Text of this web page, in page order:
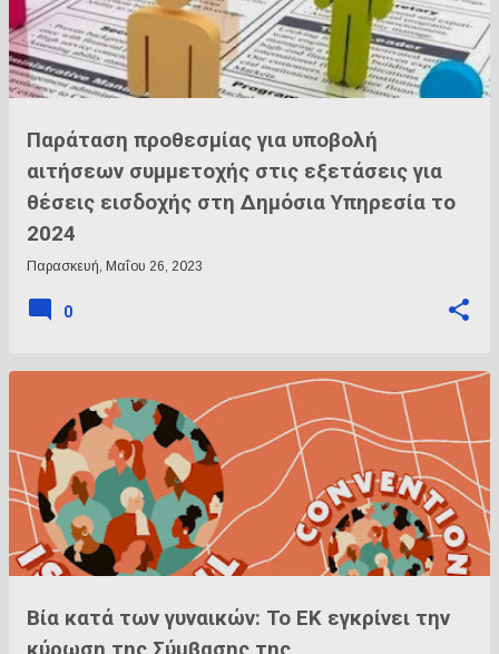
Παράταση προθεσμίας για υποβολή
αιτήσεων συμμετοχής στις εξετάσεις για
θέσεις εισδοχής στη Δημόσια Υπηρεσία το
2024
Παρασκευή, Μαΐου 26, 2023
0
Βία κατά των γυναικών: Το ΕΚ εγκρίνει την